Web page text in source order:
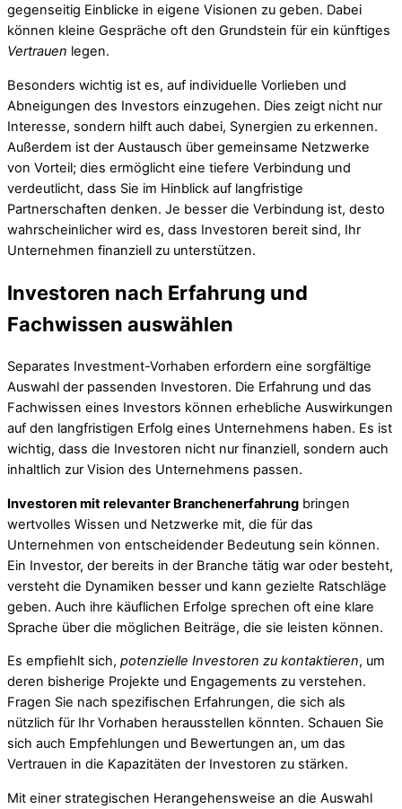
gegenseitig Einblicke in eigene Visionen zu geben. Dabei
können kleine Gespräche oft den Grundstein für ein künftiges
Vertrauen legen.
Besonders wichtig ist es, auf individuelle Vorlieben und
Abneigungen des Investors einzugehen. Dies zeigt nicht nur
Interesse, sondern hilft auch dabei, Synergien zu erkennen.
Außerdem ist der Austausch über gemeinsame Netzwerke
von Vorteil; dies ermöglicht eine tiefere Verbindung und
verdeutlicht, dass Sie im Hinblick auf langfristige
Partnerschaften denken. Je besser die Verbindung ist, desto
wahrscheinlicher wird es, dass Investoren bereit sind, Ihr
Unternehmen finanziell zu unterstützen.
Investoren nach Erfahrung und
Fachwissen auswählen
Separates Investment-Vorhaben erfordern eine sorgfältige
Auswahl der passenden Investoren. Die Erfahrung und das
Fachwissen eines Investors können erhebliche Auswirkungen
auf den langfristigen Erfolg eines Unternehmens haben. Es ist
wichtig, dass die Investoren nicht nur finanziell, sondern auch
inhaltlich zur Vision des Unternehmens passen.
Investoren mit relevanter Branchenerfahrung bringen
wertvolles Wissen und Netzwerke mit, die für das
Unternehmen von entscheidender Bedeutung sein können.
Ein Investor, der bereits in der Branche tätig war oder besteht,
versteht die Dynamiken besser und kann gezielte Ratschläge
geben. Auch ihre käuflichen Erfolge sprechen oft eine klare
Sprache über die möglichen Beiträge, die sie leisten können.
Es empfiehlt sich, potenzielle Investoren zu kontaktieren, um
deren bisherige Projekte und Engagements zu verstehen.
Fragen Sie nach spezifischen Erfahrungen, die sich als
nützlich für Ihr Vorhaben herausstellen könnten. Schauen Sie
sich auch Empfehlungen und Bewertungen an, um das
Vertrauen in die Kapazitäten der Investoren zu stärken.
Mit einer strategischen Herangehensweise an die Auswahl